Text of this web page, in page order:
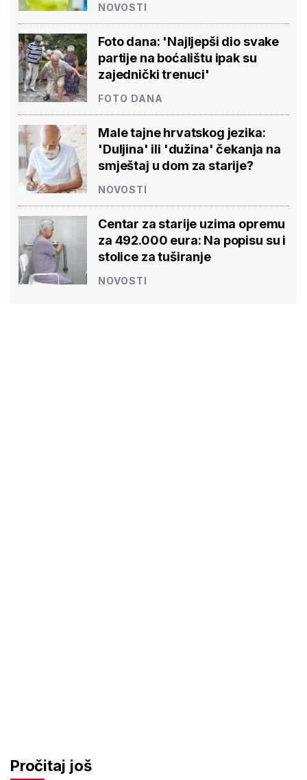
NOVOSTI
Foto dana: 'Najljepši dio svake
partije na boćalištu ipak su
zajednički trenuci'
FOTO DANA
Male tajne hrvatskog jezika:
'Duljina' ili 'dužina' čekanja na
smještaj u dom za starije?
NOVOSTI
Centar za starije uzima opremu
za 492.000 eura: Na popisu su i
stolice za tuširanje
NOVOSTI
Pročitaj još